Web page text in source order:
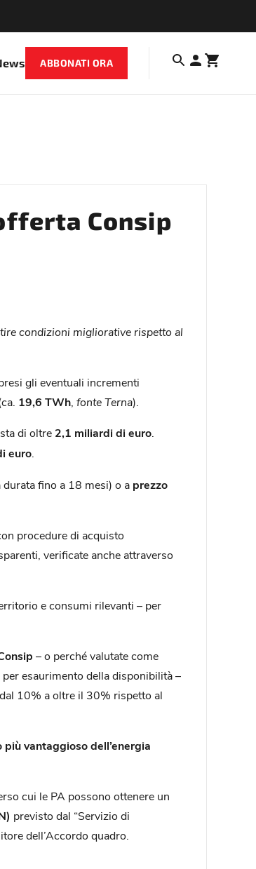
ABBONATI ORA
Consip
condizioni migliorative rispetto al
gli eventuali incrementi
19,6 TWh fonte Terna).
di oltre 2,1 miliardidi euro
euro
durata fino a 18 mesi) o a prezzo
procedure di acquisto
verificate anche attraverso
e consumi rilevanti – per
– o perché valutate come
esaurimento della disponibilità –
10% a oltre il 30% rispetto al
più vantaggioso dell’energia
cui le PA possono ottenere un
previsto dal “Servizio di
dell’Accordo quadro.